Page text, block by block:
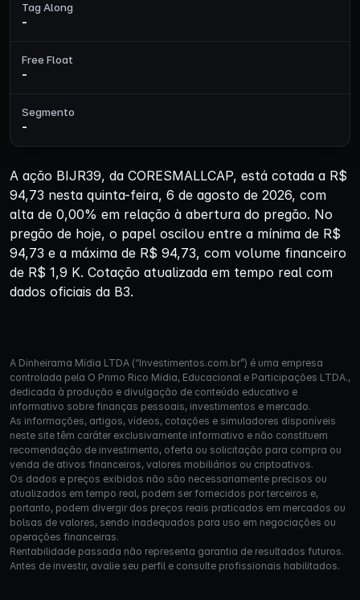
Tag Along
-
Free Float
-
Segmento
-
A ação BIJR39, da CORESMALLCAP, está cotada a R$
94,73 nesta quinta-feira, 6 de agosto de 2026, com
alta de 0,00% em relação à abertura do pregão. No
pregão de hoje, o papel oscilou entre a mínima de R$
94,73 e a máxima de R$ 94,73, com volume financeiro
de R$ 1,9 K. Cotação atualizada em tempo real com
dados oficiais da B3.
A Dinheirama Mídia LTDA (“Investimentos.com.br”) é uma empresa
controlada pela O Primo Rico Mídia, Educacional e Participações LTDA.,
dedicada à produção e divulgação de conteúdo educativo e
informativo sobre finanças pessoais, investimentos e mercado.
As informações, artigos, vídeos, cotações e simuladores disponíveis
neste site têm caráter exclusivamente informativo e não constituem
recomendação de investimento, oferta ou solicitação para compra ou
venda de ativos financeiros, valores mobiliários ou criptoativos.
Os dados e preços exibidos não são necessariamente precisos ou
atualizados em tempo real, podem ser fornecidos por terceiros e,
portanto, podem divergir dos preços reais praticados em mercados ou
bolsas de valores, sendo inadequados para uso em negociações ou
operações financeiras.
Rentabilidade passada não representa garantia de resultados futuros.
Antes de investir, avalie seu perfil e consulte profissionais habilitados.